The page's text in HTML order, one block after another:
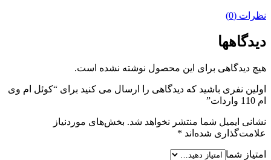
نظرات (0)
دیدگاهها
هیچ دیدگاهی برای این محصول نوشته نشده است.
اولین نفری باشید که دیدگاهی را ارسال می کنید برای “کوئل ام وی
ام 110 واردات”
نشانی ایمیل شما منتشر نخواهد شد. بخش‌های موردنیاز
علامت‌گذاری شده‌اند *
امتیاز شما